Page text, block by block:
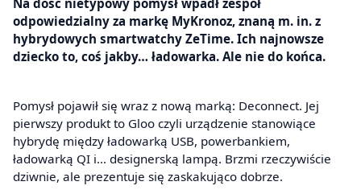
odpowiedzialny za markę MyKronoz, znaną m. in. z
hybrydowych smartwatchy ZeTime. Ich najnowsze
dziecko to, coś jakby… ładowarka. Ale nie do końca.
Pomysł pojawił się wraz z nową marką: Deconnect. Jej
pierwszy produkt to Gloo czyli urządzenie stanowiące
hybrydę między ładowarką USB, powerbankiem,
ładowarką QI i… designerską lampą. Brzmi rzeczywiście
dziwnie, ale prezentuje się zaskakująco dobrze.